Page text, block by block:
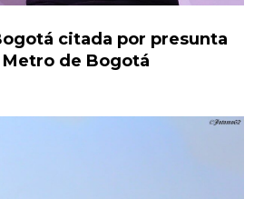
citada por presunta
de Bogotá